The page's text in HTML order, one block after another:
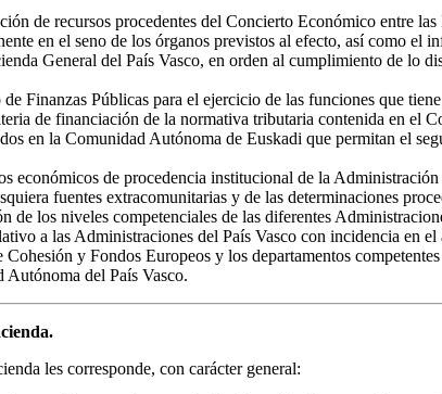
de recursos procedentes del Concierto Económico entre
en el seno de los órganos previstos al efecto, así como el
General del País Vasco, en orden al cumplimiento de lo
Finanzas Públicas para el ejercicio de las funciones que
de financiación de la normativa tributaria contenida en el
en la Comunidad Autónoma de Euskadi que permitan el
económicos de procedencia institucional de la
fuentes extracomunitarias y de las determinaciones
los niveles competenciales de las diferentes
a las Administraciones del País Vasco con incidencia en
y Fondos Europeos y los departamentos
del País Vasco.
les corresponde, con carácter general: